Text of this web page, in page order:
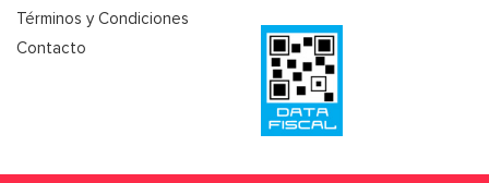
Términos y Condiciones
Contacto